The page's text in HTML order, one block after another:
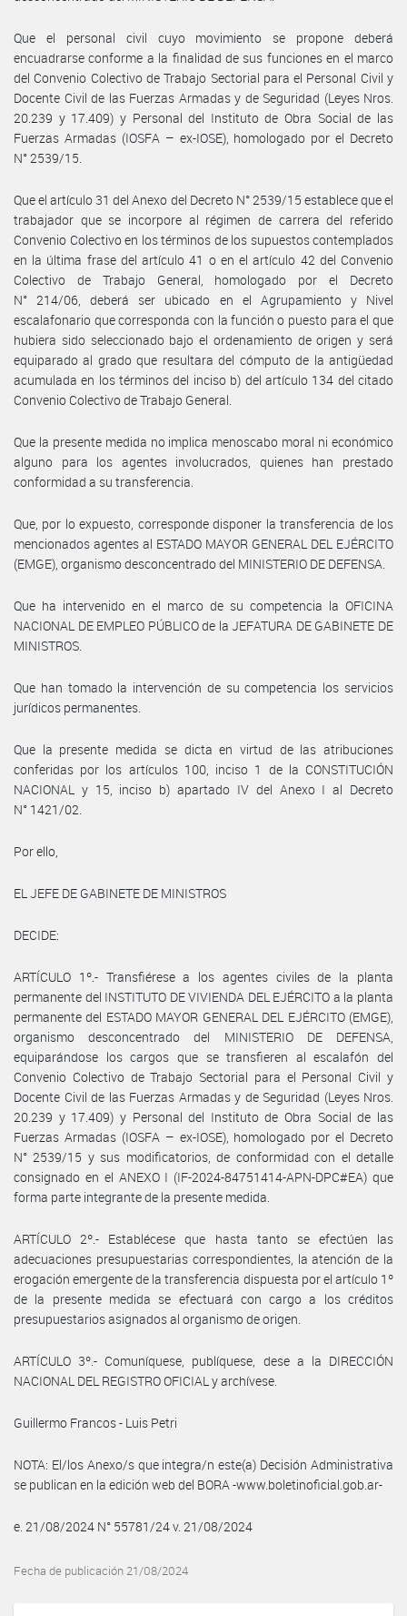
Que el personal civil cuyo movimiento se propone deberá
encuadrarse conforme a la finalidad de sus funciones en el marco
del Convenio Colectivo de Trabajo Sectorial para el Personal Civil y
Docente Civil de las Fuerzas Armadas y de Seguridad (Leyes Nros.
20.239 y 17.409) y Personal del Instituto de Obra Social de las
Fuerzas Armadas (IOSFA – ex-IOSE), homologado por el Decreto
N° 2539/15.
Que el artículo 31 del Anexo del Decreto N° 2539/15 establece que el
trabajador que se incorpore al régimen de carrera del referido
Convenio Colectivo en los términos de los supuestos contemplados
en la última frase del artículo 41 o en el artículo 42 del Convenio
Colectivo de Trabajo General, homologado por el Decreto
N° 214/06, deberá ser ubicado en el Agrupamiento y Nivel
escalafonario que corresponda con la función o puesto para el que
hubiera sido seleccionado bajo el ordenamiento de origen y será
equiparado al grado que resultara del cómputo de la antigüedad
acumulada en los términos del inciso b) del artículo 134 del citado
Convenio Colectivo de Trabajo General.
Que la presente medida no implica menoscabo moral ni económico
alguno para los agentes involucrados, quienes han prestado
conformidad a su transferencia.
Que, por lo expuesto, corresponde disponer la transferencia de los
mencionados agentes al ESTADO MAYOR GENERAL DEL EJÉRCITO
(EMGE), organismo desconcentrado del MINISTERIO DE DEFENSA.
Que ha intervenido en el marco de su competencia la OFICINA
NACIONAL DE EMPLEO PÚBLICO de la JEFATURA DE GABINETE DE
MINISTROS.
Que han tomado la intervención de su competencia los servicios
jurídicos permanentes.
Que la presente medida se dicta en virtud de las atribuciones
conferidas por los artículos 100, inciso 1 de la CONSTITUCIÓN
NACIONAL y 15, inciso b) apartado IV del Anexo I al Decreto
N° 1421/02.
Por ello,
EL JEFE DE GABINETE DE MINISTROS
DECIDE:
ARTÍCULO 1º.- Transfiérese a los agentes civiles de la planta
permanente del INSTITUTO DE VIVIENDA DEL EJÉRCITO a la planta
permanente del ESTADO MAYOR GENERAL DEL EJÉRCITO (EMGE),
organismo desconcentrado del MINISTERIO DE DEFENSA,
equiparándose los cargos que se transfieren al escalafón del
Convenio Colectivo de Trabajo Sectorial para el Personal Civil y
Docente Civil de las Fuerzas Armadas y de Seguridad (Leyes Nros.
20.239 y 17.409) y Personal del Instituto de Obra Social de las
Fuerzas Armadas (IOSFA – ex-IOSE), homologado por el Decreto
N° 2539/15 y sus modificatorios, de conformidad con el detalle
consignado en el ANEXO I (IF-2024-84751414-APN-DPC#EA) que
forma parte integrante de la presente medida.
ARTÍCULO 2º.- Establécese que hasta tanto se efectúen las
adecuaciones presupuestarias correspondientes, la atención de la
erogación emergente de la transferencia dispuesta por el artículo 1º
de la presente medida se efectuará con cargo a los créditos
presupuestarios asignados al organismo de origen.
ARTÍCULO 3º.- Comuníquese, publíquese, dese a la DIRECCIÓN
NACIONAL DEL REGISTRO OFICIAL y archívese.
Guillermo Francos - Luis Petri
NOTA: El/los Anexo/s que integra/n este(a) Decisión Administrativa
se publican en la edición web del BORA -www.boletinoficial.gob.ar-
e. 21/08/2024 N° 55781/24 v. 21/08/2024
Fecha de publicación 21/08/2024